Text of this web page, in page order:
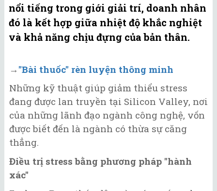
nổi tiếng trong giới giải trí, doanh nhân
đó là kết hợp giữa nhiệt độ khắc nghiệt
và khả năng chịu đựng của bản thân.
→ "Bài thuốc" rèn luyện thông minh
Những kỹ thuật giúp giảm thiểu stress
đang được lan truyền tại Silicon Valley, nơi
của những lãnh đạo ngành công nghệ, vốn
được biết đến là ngành có thừa sự căng
thẳng.
Điều trị stress bằng phương pháp "hành
xác"